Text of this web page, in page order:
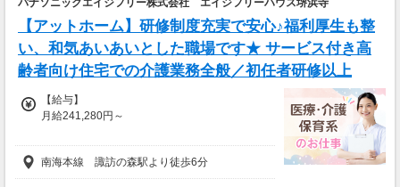
パナソニックエイジフリー株式会社 エイジフリーハウス堺浜寺
【アットホーム】研修制度充実で安心♪福利厚生も整
い、和気あいあいとした職場です★ サービス付き高
齢者向け住宅での介護業務全般／初任者研修以上
【給与】
月給241,280円～
【諸手当】
通勤手当
残業手当
南海本線 諏訪の森駅より徒歩6分